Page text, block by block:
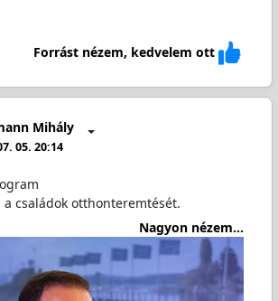
Forrást nézem, kedvelem ott
Mihály
05. 20:14
családok otthonteremtését.
Nagyon nézem...